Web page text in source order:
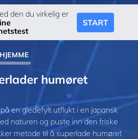
den du virkelig er
START
humøret
en gledefylt utflukt i en japansk
naturen og puste inn den friske
metode til å superlade humøret